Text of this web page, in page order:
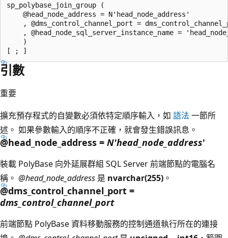
sp_polybase_join_group (
    @head_node_address = N'head_node_address'
, @dms_control_channel_port =
, @head_node_sql_server_instance_name =
    )
引數
重要
擴充預存程式的自變數必須依特定順序輸入，如 語法 一節所
述。 如果參數輸入的順序不正確，就會發生錯誤訊息。
@head_node_address = N'head_node_address'
裝載 PolyBase 向外延展群組 SQL Server 前端節點的電腦名
稱。 @head_node_address 是 nvarchar(255) 。
@dms_control_channel_port =
dms_control_channel_port
前端節點 PolyBase 資料移動服務的控制通道執行所在的連接